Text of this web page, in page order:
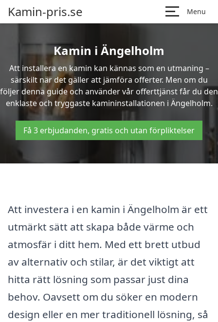
Kamin-pris.se Menu
Kamin i Ängelholm
Att installera en kamin kan kännas som en utmaning –
särskilt när det gäller att jämföra offerter. Men om du
följer denna guide och använder vår offerttjänst får du den
enklaste och tryggaste kamininstallationen i Ängelholm.
Få 3 erbjudanden, gratis och utan förpliktelser
Att investera i en kamin i Ängelholm är ett
utmärkt sätt att skapa både värme och
atmosfär i ditt hem. Med ett brett utbud
av alternativ och stilar, är det viktigt att
hitta rätt lösning som passar just dina
behov. Oavsett om du söker en modern
design eller en mer traditionell lösning, så